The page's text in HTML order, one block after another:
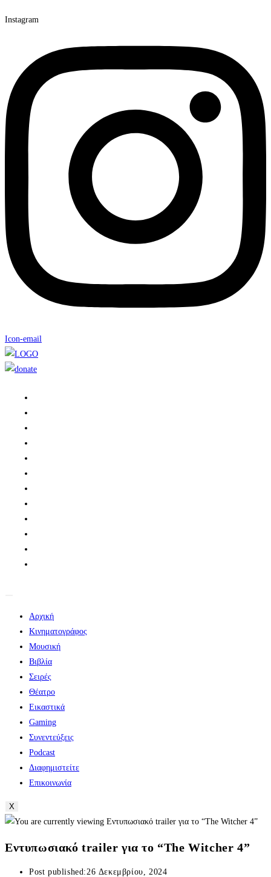
Instagram
Icon-email
Αρχική
Κινηματογράφος
Μουσική
Βιβλία
Σειρές
Θέατρο
Εικαστικά
Gaming
Συνεντεύξεις
Podcast
Διαφημιστείτε
Επικοινωνία
X
Εντυπωσιακό trailer για το “The Witcher 4”
Post published: 26 Δεκεμβρίου, 2024